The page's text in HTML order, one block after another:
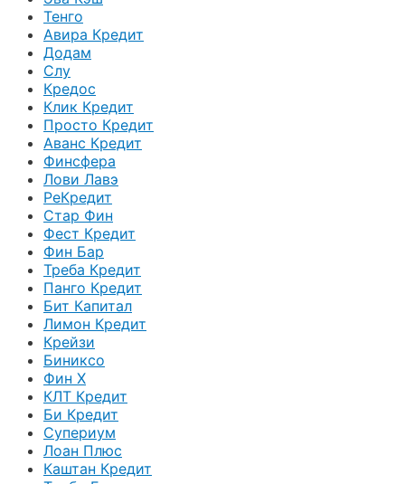
Тенго
Авира Кредит
Додам
Слу
Кредос
Клик Кредит
Просто Кредит
Аванс Кредит
Финсфера
Лови Лавэ
РеКредит
Стар Фин
Фест Кредит
Фин Бар
Треба Кредит
Панго Кредит
Бит Капитал
Лимон Кредит
Крейзи
Биниксо
Фин Х
КЛТ Кредит
Би Кредит
Супериум
Лоан Плюс
Каштан Кредит